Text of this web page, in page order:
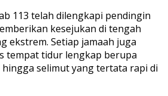
113 telah dilengkapi pendingin
kesejukan di tengah
ekstrem. Setiap jamaah juga
tempat tidur lengkap berupa
selimut yang tertata rapi di